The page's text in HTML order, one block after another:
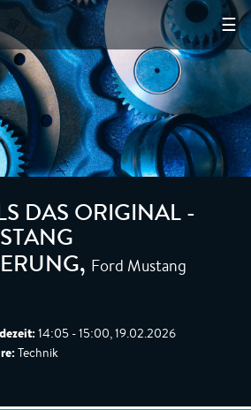
☰
DAS ORIGINAL -
, Ford Mustang
14:05 - 15:00, 19.02.2026
Technik